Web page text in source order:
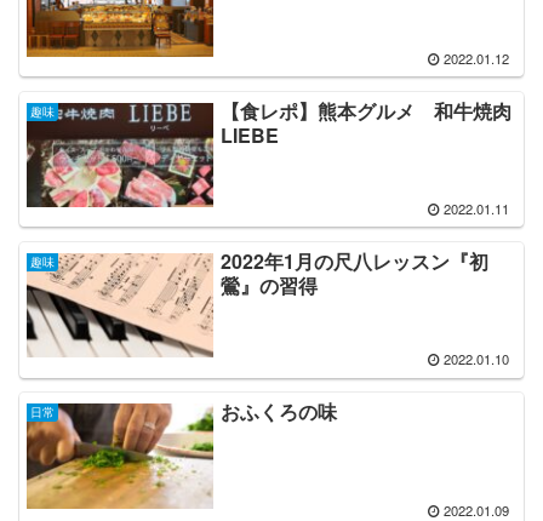
2022.01.12
趣味
【食レポ】熊本グルメ 和牛焼肉
LIEBE
2022.01.11
趣味
2022年1月の尺八レッスン『初
鶯』の習得
2022.01.10
日常 おふくろの味
2022.01.09